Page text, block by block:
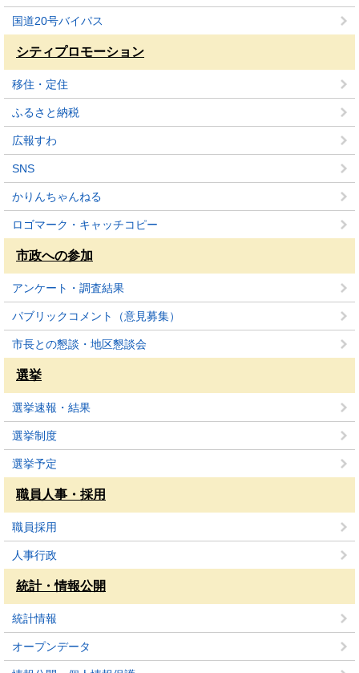
国道20号バイパス
シティプロモーション
移住・定住
ふるさと納税
広報すわ
SNS
かりんちゃんねる
ロゴマーク・キャッチコピー
市政への参加
アンケート・調査結果
パブリックコメント（意見募集）
市長との懇談・地区懇談会
選挙
選挙速報・結果
選挙制度
選挙予定
職員人事・採用
職員採用
人事行政
統計・情報公開
統計情報
オープンデータ